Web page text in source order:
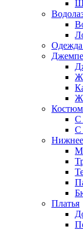
Одежда
С
С
Нижнее
Платья